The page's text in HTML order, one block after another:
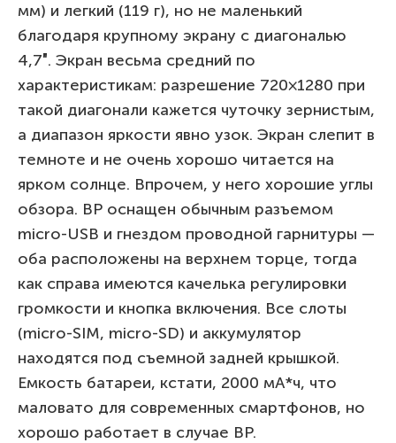
мм) и легкий (119 г), но не маленький
благодаря крупному экрану с диагональю
4,7″. Экран весьма средний по
характеристикам: разрешение 720×1280 при
такой диагонали кажется чуточку зернистым,
а диапазон яркости явно узок. Экран слепит в
темноте и не очень хорошо читается на
ярком солнце. Впрочем, у него хорошие углы
обзора. BP оснащен обычным разъемом
micro-USB и гнездом проводной гарнитуры —
оба расположены на верхнем торце, тогда
как справа имеются качелька регулировки
громкости и кнопка включения. Все слоты
(micro-SIM, micro-SD) и аккумулятор
находятся под съемной задней крышкой.
Емкость батареи, кстати, 2000 мА*ч, что
маловато для современных смартфонов, но
хорошо работает в случае BP.